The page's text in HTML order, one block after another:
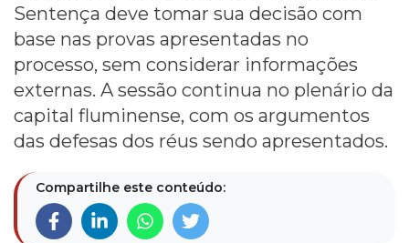
Sentença deve tomar sua decisão com
base nas provas apresentadas no
processo, sem considerar informações
externas. A sessão continua no plenário da
capital fluminense, com os argumentos
das defesas dos réus sendo apresentados.
Compartilhe este conteúdo: